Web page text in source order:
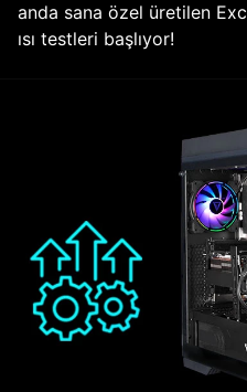
anda sana özel üretilen
ısı testleri başlıyor!